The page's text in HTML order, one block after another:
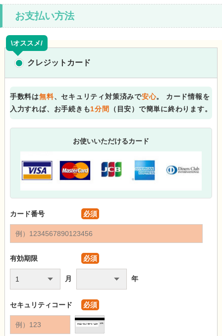
お支払い方法
\オススメ/
クレジットカード
手数料は無料、セキュリティ対策済みで安心。
カード情報を
入力すれば、お手続きも1分間 （目安）で簡単に終わります。
お使いいただけるカード
カード番号 必須
有効期限 必須
月 年
セキュリティコード 必須